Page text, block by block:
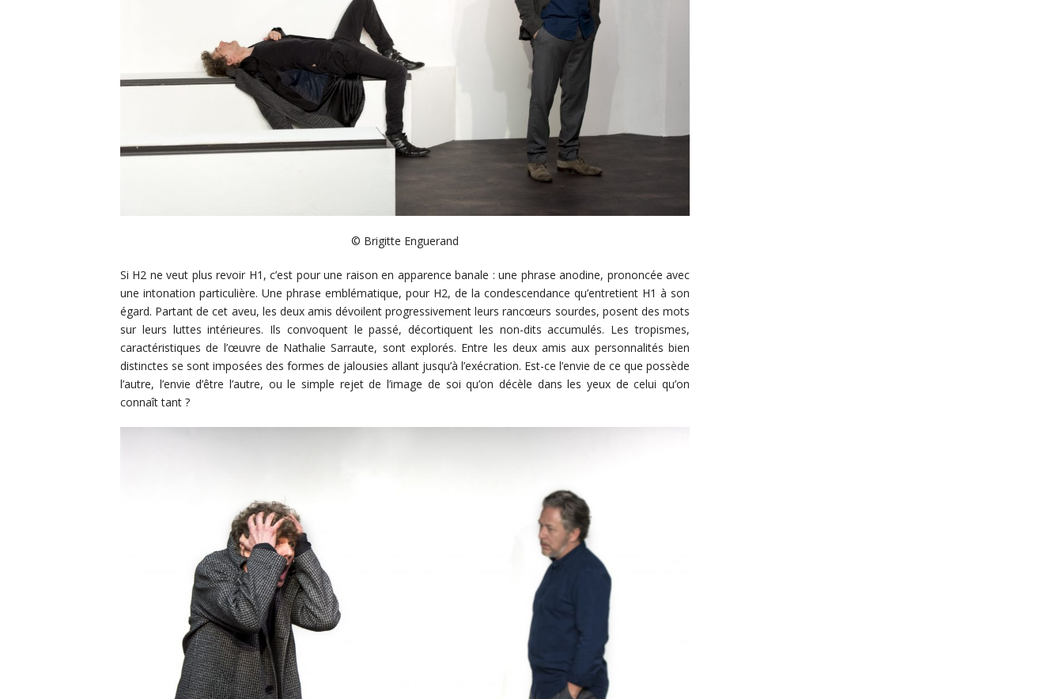
© Brigitte Enguerand
Si H2 ne veut plus revoir H1, c’est pour une raison en apparence banale : une phrase anodine, prononcée avec
une intonation particulière. Une phrase emblématique, pour H2, de la condescendance qu’entretient H1 à son
égard. Partant de cet aveu, les deux amis dévoilent progressivement leurs rancœurs sourdes, posent des mots
sur leurs luttes intérieures. Ils convoquent le passé, décortiquent les non-dits accumulés. Les tropismes,
caractéristiques de l’œuvre de Nathalie Sarraute, sont explorés. Entre les deux amis aux personnalités bien
distinctes se sont imposées des formes de jalousies allant jusqu’à l’exécration. Est-ce l’envie de ce que possède
l’autre, l’envie d’être l’autre, ou le simple rejet de l’image de soi qu’on décèle dans les yeux de celui qu’on
connaît tant ?